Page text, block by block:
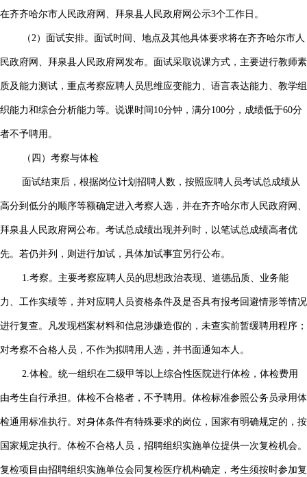
在齐齐哈尔市人民政府网、拜泉县人民政府网公示3个工作日。
（2）面试安排。面试时间、地点及其他具体要求将在齐齐哈尔市人
民政府网、拜泉县人民政府网发布。面试采取说课方式，主要进行教师素
质及能力测试，重点考察应聘人员思维应变能力、语言表达能力、教学组
织能力和综合分析能力等。说课时间10分钟，满分100分，成绩低于60分
者不予聘用。
（四）考察与体检
面试结束后，根据岗位计划招聘人数，按照应聘人员考试总成绩从
高分到低分的顺序等额确定进入考察人选，并在齐齐哈尔市人民政府网、
拜泉县人民政府网公布。考试总成绩出现并列时，以笔试总成绩高者优
先。若仍并列，则进行加试，具体加试事宜另行公布。
1.考察。主要考察应聘人员的思想政治表现、道德品质、业务能
力、工作实绩等，并对应聘人员资格条件及是否具有报考回避情形等情况
进行复查。凡发现档案材料和信息涉嫌造假的，未查实前暂缓聘用程序；
对考察不合格人员，不作为拟聘用人选，并书面通知本人。
2.体检。统一组织在二级甲等以上综合性医院进行体检，体检费用
由考生自行承担。体检不合格者，不予聘用。体检标准参照公务员录用体
检通用标准执行。对身体条件有特殊要求的岗位，国家有明确规定的，按
国家规定执行。体检不合格人员，招聘组织实施单位提供一次复检机会。
复检项目由招聘组织实施单位会同复检医疗机构确定，考生须按时参加复